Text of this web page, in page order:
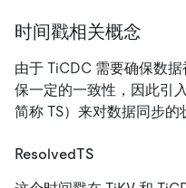
时间戳相关概念
由于 TiCDC 需要确保数
保一定的一致性，因此引
简称 TS）来对数据同步的
ResolvedTS